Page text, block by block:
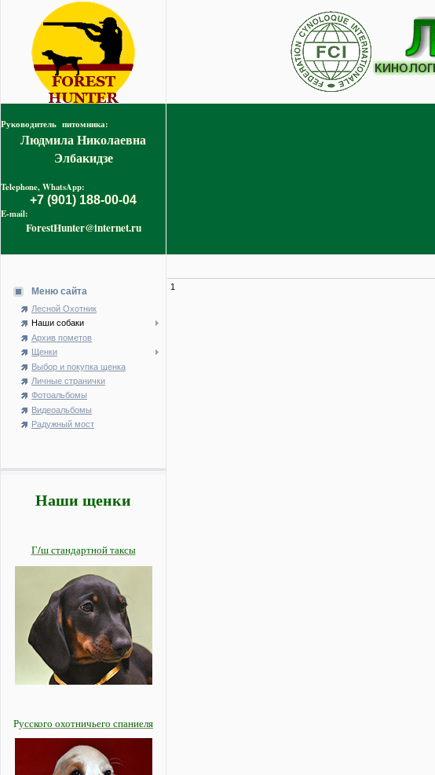
Руководитель питомника:
Людмила Николаевна
Элбакидзе
Telephone, WhatsApp:
+7 (901) 188-00-04
E-mail:
ForestHunter@internet.ru
Меню сайта
Лесной Охотник
Наши собаки
Архив пометов
Щенки
Выбор и покупка щенка
Личные странички
Фотоальбомы
Видеоальбомы
Радужный мост
Наши щенки
Г/ш стандартной таксы
Русского охотничьего спаниеля
1